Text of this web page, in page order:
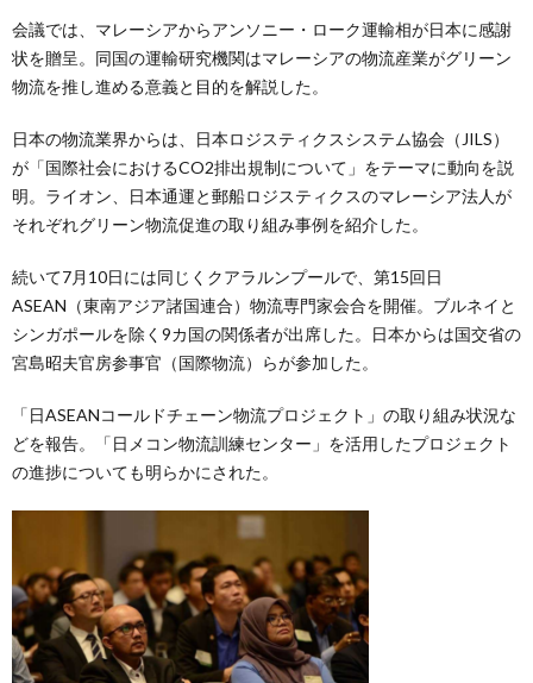
会議では、マレーシアからアンソニー・ローク運輸相が日本に感謝
状を贈呈。同国の運輸研究機関はマレーシアの物流産業がグリーン
物流を推し進める意義と目的を解説した。
日本の物流業界からは、日本ロジスティクスシステム協会（JILS）
が「国際社会におけるCO2排出規制について」をテーマに動向を説
明。ライオン、日本通運と郵船ロジスティクスのマレーシア法人が
それぞれグリーン物流促進の取り組み事例を紹介した。
続いて7月10日には同じくクアラルンプールで、第15回日
ASEAN（東南アジア諸国連合）物流専門家会合を開催。ブルネイと
シンガポールを除く9カ国の関係者が出席した。日本からは国交省の
宮島昭夫官房参事官（国際物流）らが参加した。
「日ASEANコールドチェーン物流プロジェクト」の取り組み状況な
どを報告。「日メコン物流訓練センター」を活用したプロジェクト
の進捗についても明らかにされた。